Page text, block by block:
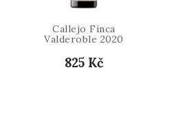
Callejo Finca
Valderoble 2020
825 Kč